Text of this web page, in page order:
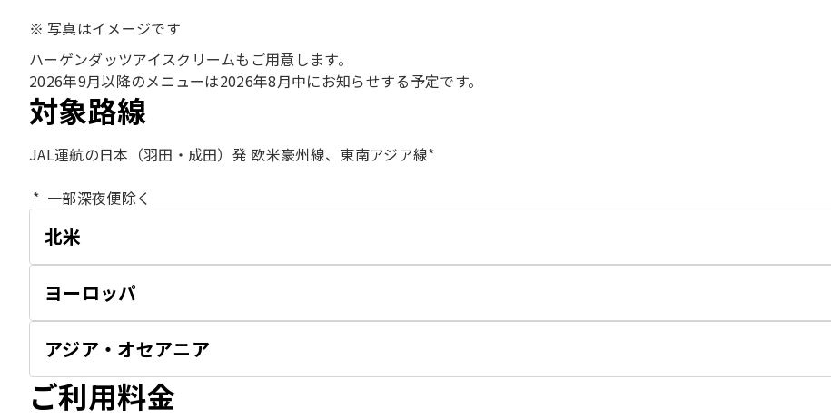
写真はイメージです
ハーゲンダッツアイスクリームもご用意します。
2026年9月以降のメニューは2026年8月中にお知らせする予定です。
対象路線
JAL運航の日本（羽田・成田）発 欧米豪州線、東南アジア線*
一部深夜便除く
北米
ヨーロッパ
アジア・オセアニア
ご利用料金